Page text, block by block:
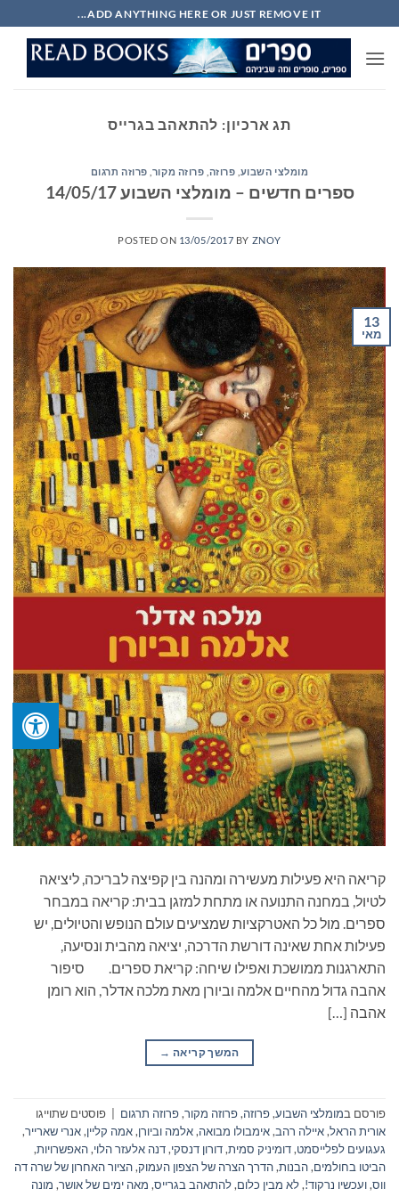
to
content
ADD ANYTHING HERE OR JUST REMOVE IT...
תג ארכיון: להתאהב בגרייס
מומלצי השבוע פרוזה פרוזה מקור פרוזה תרגום
ספרים חדשים – מומלצי השבוע 14/05/17
POSTED ON 13/05/2017 BY ZNOY
13
מאי
קריאה היא פעילות מעשירה ומהנה בין קפיצה לבריכה, ליציאה
לטיול, במחנה התנועה או מתחת למזגן בבית: קריאה במבחר
ספרים. מול כל האטרקציות שמציעים עולם הנופש והטיולים, יש
פעילות אחת שאינה דורשת הדרכה, יציאה מהבית ונסיעה,
התארגנות ממושכת ואפילו שיחה: קריאת ספרים. סיפור
אהבה גדול מהחיים אלמה וביורן מאת מלכה אדלר, הוא רומן
אהבה […]
המשך קריאה →
פורסם במומלצי השבוע,פרוזה,פרוזה מקור,פרוזה תרגום
פוסטים שתוייגו
אורית הראל,איילה רהב,אימבולו מבואה,אלמה וביורן,אמה קליין,אנרי שארייר,
געגועים לפלייסמט,דומיניק סמית,דורון דנסקי,דנה אלעזר הלוי,האפשרויות,
הביטו בחולמים,הבנות,הדרך הצרה של הצפון העמוק,הציור האחרון של שרה דה
ווס,ועכשיו נרקוד!,לא מבין כלום,להתאהב בגרייס, מאה ימים של אושר, מונה